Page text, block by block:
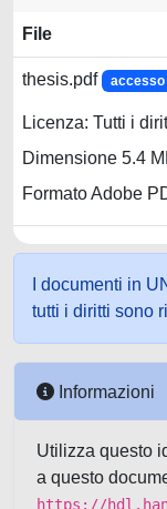
File
thesis.pdf accesso
Licenza: Tutti i
Dimensione 5.4
Formato Adobe
I documenti in
tutti i diritti sono
Informazioni
Utilizza questo
a questo
https://